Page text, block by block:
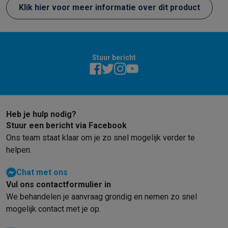
Klik hier voor meer informatie over dit product
Stuur bericht
Heb je hulp nodig?
Stuur een bericht via Facebook
Ons team staat klaar om je zo snel mogelijk verder te
helpen.
Chat met ons
Vul ons contactformulier in
We behandelen je aanvraag grondig en nemen zo snel
mogelijk contact met je op.